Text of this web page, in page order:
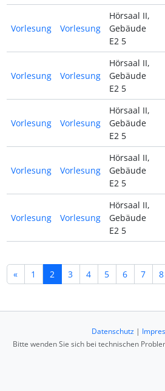
Vorlesung Vorlesung
Hörsaal II,
Gebäude
E2 5
Vorlesung Vorlesung
Hörsaal II,
Gebäude
E2 5
Vorlesung Vorlesung
Hörsaal II,
Gebäude
E2 5
Vorlesung Vorlesung
Hörsaal II,
Gebäude
E2 5
Vorlesung Vorlesung
Hörsaal II,
Gebäude
E2 5
« 1 2 3 4 5 6 7 8
Datenschutz |
Bitte wenden Sie sich bei technischen